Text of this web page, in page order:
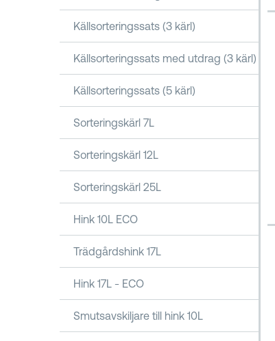
Källsorteringssats (3 kärl)
Källsorteringssats med utdrag (3 kärl)
Källsorteringssats (5 kärl)
Sorteringskärl 7L
Sorteringskärl 12L
Sorteringskärl 25L
Hink 10L ECO
Trädgårdshink 17L
Hink 17L - ECO
Smutsavskiljare till hink 10L